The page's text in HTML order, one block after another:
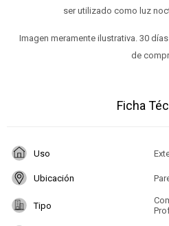
ser utilizado como luz
Imagen meramente ilustrativa. 30
de
Ficha
Uso
Ubicación
Tipo